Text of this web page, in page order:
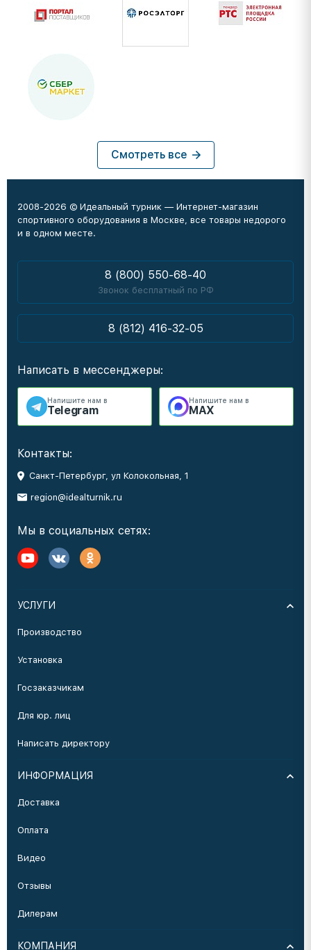
Смотреть все
2008-2026 © Идеальный турник — Интернет-магазин
спортивного оборудования в Москве, все товары недорого
и в одном месте.
8 (800) 550-68-40
Звонок бесплатный по РФ
8 (812) 416-32-05
Написать в мессенджеры:
Напишите нам в
Telegram
Напишите нам в
MAX
Контакты:
Санкт-Петербург, ул Колокольная, 1
region@idealturnik.ru
Мы в социальных сетях:
УСЛУГИ
Производство
Установка
Госзаказчикам
Для юр. лиц
Написать директору
ИНФОРМАЦИЯ
Доставка
Оплата
Видео
Отзывы
Дилерам
КОМПАНИЯ